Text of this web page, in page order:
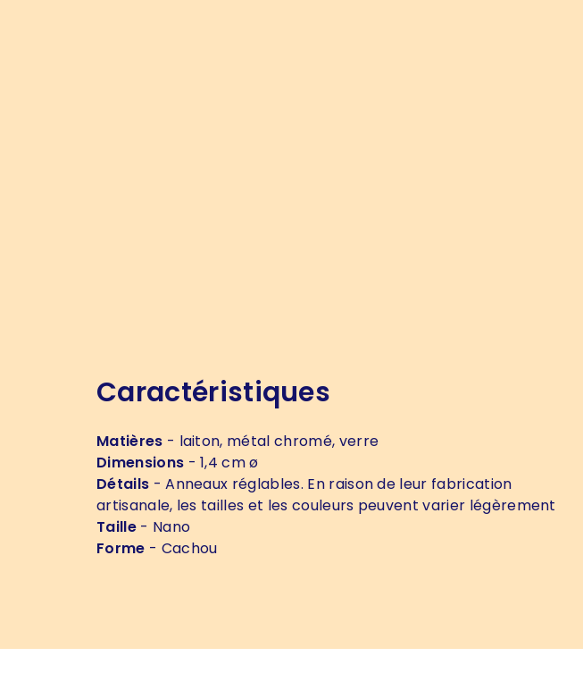
Caractéristiques
Matières - laiton, métal chromé, verre
Dimensions - 1,4 cm ø
Détails - Anneaux réglables. En raison de leur fabrication
artisanale, les tailles et les couleurs peuvent varier légèrement
Taille- Nano
Forme - Cachou